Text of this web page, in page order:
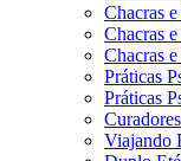
Chacras
Chacras
Chacras
Práticas
Práticas
Viajando